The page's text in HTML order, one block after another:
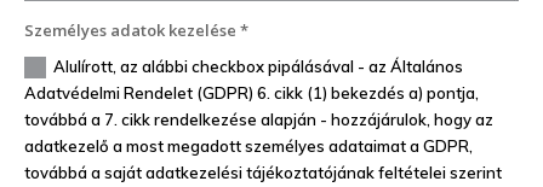
Személyes adatok kezelése *
Alulírott, az alábbi checkbox pipálásával - az Általános
Adatvédelmi Rendelet (GDPR) 6. cikk (1) bekezdés a) pontja,
továbbá a 7. cikk rendelkezése alapján - hozzájárulok, hogy az
adatkezelő a most megadott személyes adataimat a GDPR,
továbbá a saját adatkezelési tájékoztatójának feltételei szerint